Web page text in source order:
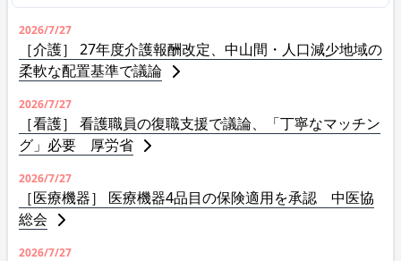
2026/7/27
［介護］ 27年度介護報酬改定、中山間・人口減少地域の
柔軟な配置基準で議論
2026/7/27
［看護］ 看護職員の復職支援で議論、「丁寧なマッチン
グ」必要 厚労省
2026/7/27
［医療機器］ 医療機器4品目の保険適用を承認 中医協
総会
2026/7/27